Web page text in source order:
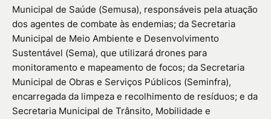
Municipal de Saúde (Semusa), responsáveis pela atuação
dos agentes de combate às endemias; da Secretaria
Municipal de Meio Ambiente e Desenvolvimento
Sustentável (Sema), que utilizará drones para
monitoramento e mapeamento de focos; da Secretaria
Municipal de Obras e Serviços Públicos (Seminfra),
encarregada da limpeza e recolhimento de resíduos; e da
Secretaria Municipal de Trânsito, Mobilidade e